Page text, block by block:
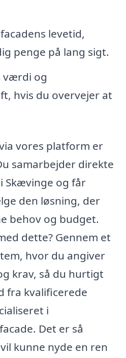
levetid,
penge på lang sigt.
værdi og
hvis du overvejer at
vores platform er
samarbejder direkte
Skævinge og får
den løsning, der
behov og budget.
dette? Gennem et
hvor du angiver
krav, så du hurtigt
fra kvalificerede
i
Det er så
kunne nyde en ren